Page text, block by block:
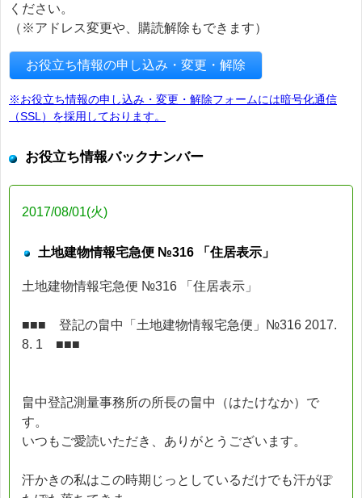
ください。
（※アドレス変更や、購読解除もできます）
お役立ち情報の申し込み・変更・解除
※お役立ち情報の申し込み・変更・解除フォームには暗号化通信
（SSL）を採用しております。
お役立ち情報バックナンバー
2017/08/01(火)
土地建物情報宅急便 №316 「住居表示」
土地建物情報宅急便 №316 「住居表示」
■■■ 登記の畠中「土地建物情報宅急便」№316 2017.
8. 1 ■■■
畠中登記測量事務所の所長の畠中（はたけなか）で
す。
いつもご愛読いただき、ありがとうございます。
汗かきの私はこの時期じっとしているだけでも汗がぽ